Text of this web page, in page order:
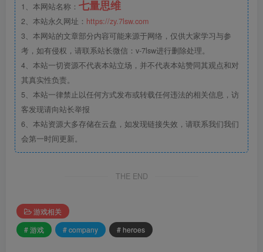
1、本网站名称： 七量思维
2、本站永久网址： https://zy.7lsw.com
3、本网站的文章部分内容可能来源于网络，仅供大家学习与参
考，如有侵权，请联系站长微信：v-7lsw进行删除处理。
4、本站一切资源不代表本站立场，并不代表本站赞同其观点和对
其真实性负责。
5、本站一律禁止以任何方式发布或转载任何违法的相关信息，访
客发现请向站长举报
6、本站资源大多存储在云盘，如发现链接失效，请联系我们我们
会第一时间更新。
THE END
游戏相关
# 游戏
# company # heroes